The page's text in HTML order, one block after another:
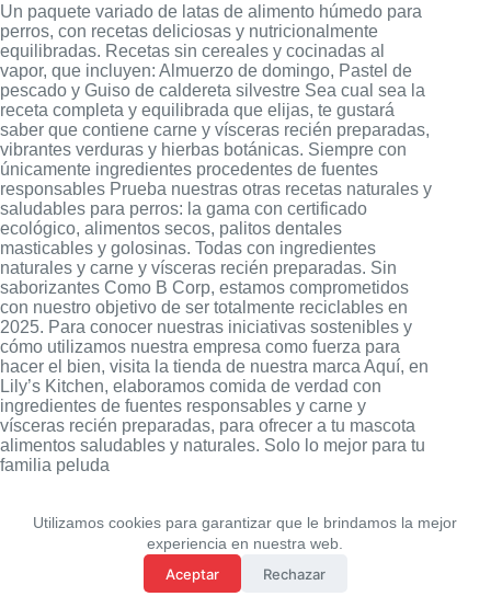
Utilizamos cookies para garantizar que le brindamos la mejor
experiencia en nuestra web.
Aceptar
Rechazar
Un paquete variado de latas de alimento húmedo para
perros, con recetas deliciosas y nutricionalmente
equilibradas. Recetas sin cereales y cocinadas al
vapor, que incluyen: Almuerzo de domingo, Pastel de
pescado y Guiso de caldereta silvestre Sea cual sea la
receta completa y equilibrada que elijas, te gustará
saber que contiene carne y vísceras recién preparadas,
vibrantes verduras y hierbas botánicas. Siempre con
únicamente ingredientes procedentes de fuentes
responsables Prueba nuestras otras recetas naturales y
saludables para perros: la gama con certificado
ecológico, alimentos secos, palitos dentales
masticables y golosinas. Todas con ingredientes
naturales y carne y vísceras recién preparadas. Sin
saborizantes Como B Corp, estamos comprometidos
con nuestro objetivo de ser totalmente reciclables en
2025. Para conocer nuestras iniciativas sostenibles y
cómo utilizamos nuestra empresa como fuerza para
hacer el bien, visita la tienda de nuestra marca Aquí, en
Lily’s Kitchen, elaboramos comida de verdad con
ingredientes de fuentes responsables y carne y
vísceras recién preparadas, para ofrecer a tu mascota
alimentos saludables y naturales. Solo lo mejor para tu
familia peluda